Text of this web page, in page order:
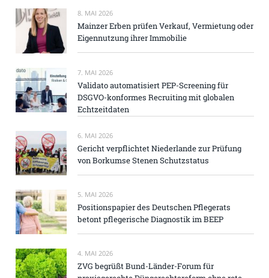
8. MAI 2026
Mainzer Erben prüfen Verkauf, Vermietung oder
Eigennutzung ihrer Immobilie
7. MAI 2026
Validato automatisiert PEP-Screening für
DSGVO-konformes Recruiting mit globalen
Echtzeitdaten
6. MAI 2026
Gericht verpflichtet Niederlande zur Prüfung
von Borkumse Stenen Schutzstatus
5. MAI 2026
Positionspapier des Deutschen Pflegerats
betont pflegerische Diagnostik im BEEP
4. MAI 2026
ZVG begrüßt Bund-Länder-Forum für